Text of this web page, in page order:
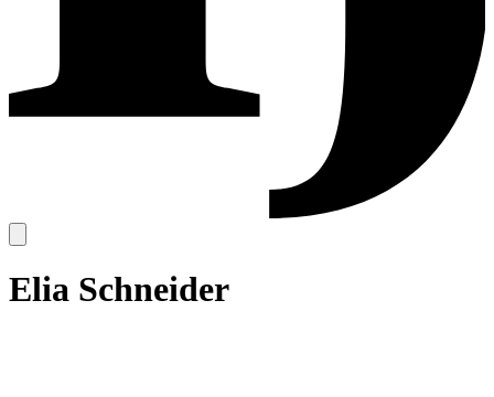
Elia Schneider